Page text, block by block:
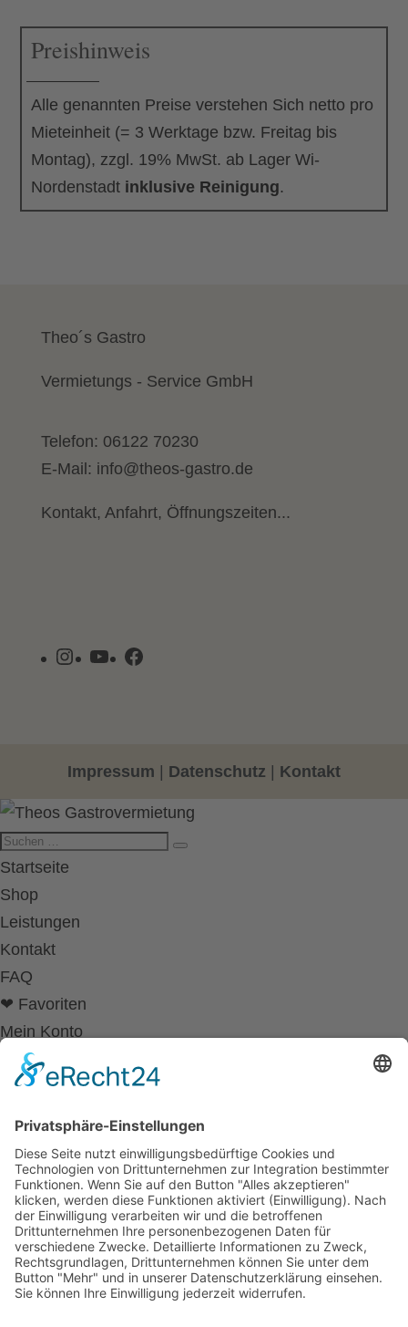
Preishinweis
Alle genannten Preise verstehen Sich netto pro
Mieteinheit (= 3 Werktage bzw. Freitag bis
Montag), zzgl. 19% MwSt. ab Lager Wi-
Nordenstadt inklusive Reinigung.
Theo´s Gastro
Vermietungs - Service GmbH
Telefon: 06122 70230
E-Mail: info@theos-gastro.de
Kontakt, Anfahrt, Öffnungszeiten...
Instagram
YouTubeFacebook
Impressum Datenschutz Kontakt
Startseite
Shop
Leistungen
Kontakt
FAQ
❤ Favoriten
Mein Konto
Betriebsferien
Wir befinden uns vom
19.12.2025 bis einschließlich 07.01.2026
in unseren Betriebsferien.
In dieser Zeit werden Anfragen